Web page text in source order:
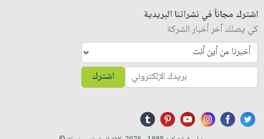
اشترك مجاناً في نشراتنا البريدية
كي يصلك آخر أخبار الشركة
اشترك